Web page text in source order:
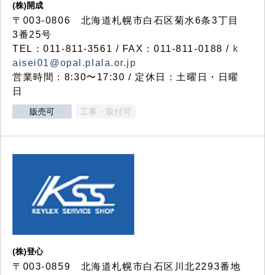
(株)開成
〒003-0806 北海道札幌市白石区菊水6条3丁目
3番25号
TEL：011-811-3561 / FAX：011-811-0188 / k
aisei01@opal.plala.or.jp
営業時間：8:30〜17:30 / 定休日：土曜日・日曜
日
販売可 工事・取付可
(株)登心
〒003-0859 北海道札幌市白石区川北2293番地